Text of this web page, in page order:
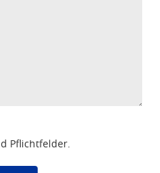
Pflichtfelder.